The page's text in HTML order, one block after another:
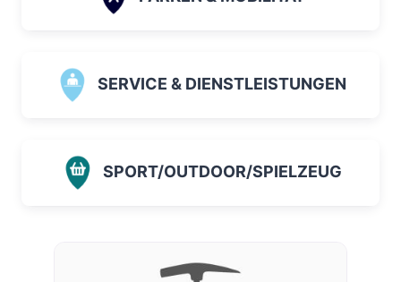
SERVICE & DIENSTLEISTUNGEN
SPORT/OUTDOOR/SPIELZEUG